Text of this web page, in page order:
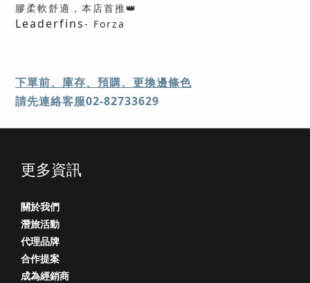
膠柔軟舒適，本店首推👑
Leaderfins- Forza
下單前、庫存、預購、更換邊條色
請先連絡客服02-82733629
更多資訊
關於我們
潛旅活動
代理品牌
合作提案
成為經銷商